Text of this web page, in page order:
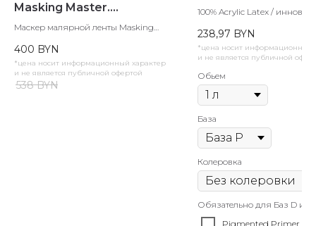
Masking Master.
Оригинал! Нидерланды!
Маскер малярной ленты Masking
400 BYN
*цена носит информационный характер
и не является публичной офертой
538 BYN
100% Acrylic Latex /
многофункциональная
краска.в наличии, мало
238,97 BYN
*цена носит информационный
и не является публичной
Обьем
База
Колеровка
Обязательно для Баз D и
Pigmented Primer 1л